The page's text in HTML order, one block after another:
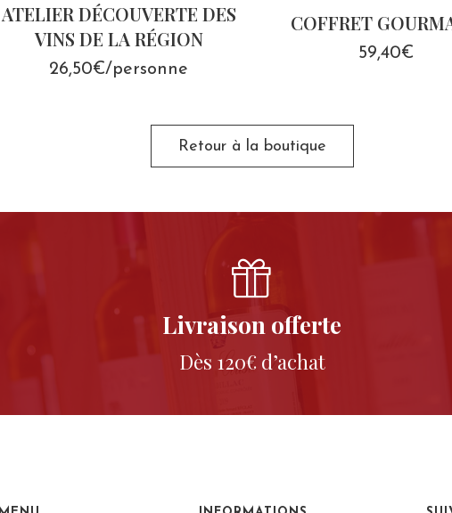
ATELIER DÉCOUVERTE DES
VINS DE LA RÉGION
26,50€/personne
COFFRET
59,40€
Retour à la boutique
Livraison offerte
Dès 120€ d’achat